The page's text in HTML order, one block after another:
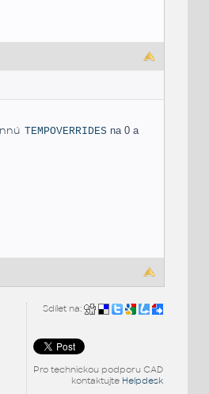
TEMPOVERRIDESna 0 a
Sdílet na:
Pro technickou podporu CAD
kontaktujte Helpdesk